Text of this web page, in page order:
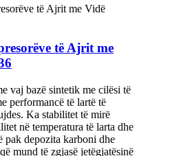
të Ajrit me
vaj bazë sintetik me cilësi të
performancë të lartë të
Ka stabilitet të mirë
në temperatura të larta dhe
pak depozita karboni dhe
mund të zgjasë jetëgjatësinë